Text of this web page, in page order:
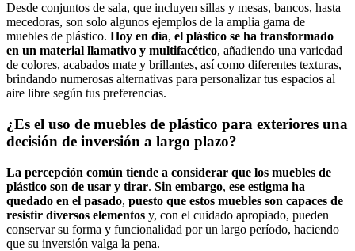
Desde conjuntos de sala, que incluyen sillas y mesas, bancos, hasta
mecedoras, son solo algunos ejemplos de la amplia gama de
muebles de plástico. Hoy en día, el plástico se ha transformado
en un material llamativo y multifacético, añadiendo una variedad
de colores, acabados mate y brillantes, así como diferentes texturas,
brindando numerosas alternativas para personalizar tus espacios al
aire libre según tus preferencias.
¿Es el uso de muebles de plástico para exteriores una
decisión de inversión a largo plazo?
La percepción común tiende a considerar que los muebles de
plástico son de usar y tirar. Sin embargo, ese estigma ha
quedado en el pasado, puesto que estos muebles son capaces de
resistir diversos elementos y, con el cuidado apropiado, pueden
conservar su forma y funcionalidad por un largo período, haciendo
que su inversión valga la pena.